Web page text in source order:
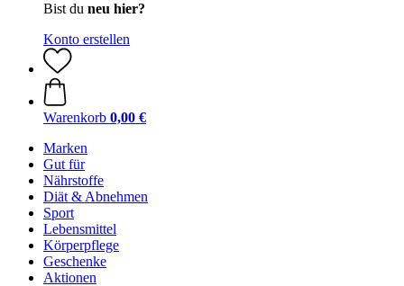
Bist du neu hier?
Konto erstellen
Warenkorb 0,00 €
Marken
Gut für
Nährstoffe
Diät & Abnehmen
Sport
Lebensmittel
Körperpflege
Geschenke
Aktionen